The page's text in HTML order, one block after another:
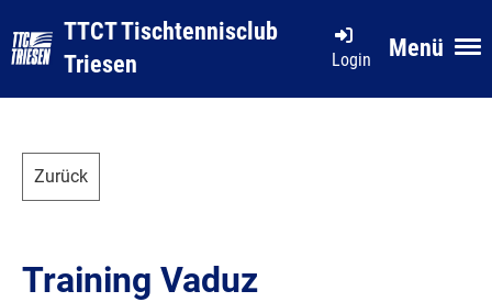
Menü
Login
TTCT Tischtennisclub
Triesen
Zurück
Training Vaduz